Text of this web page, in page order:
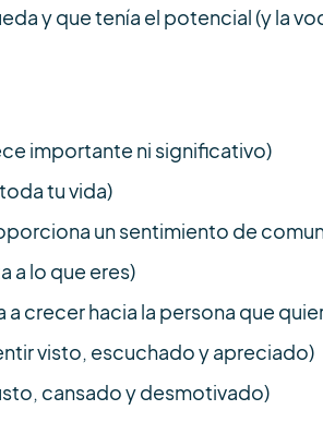
y que tenía el potencial (y la
importante ni significativo)
tu vida)
un sentimiento de
a lo que eres)
crecer hacia la persona que
visto, escuchado y apreciado)
cansado y desmotivado)